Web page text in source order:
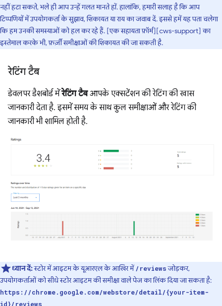
नहीं हटा सकते, भले ही आप उन्हें गलत मानते हों. हालांकि, हमारी सलाह है कि आप
टिप्पणियों में उपयोगकर्ता के सुझाव, शिकायत या राय का जवाब दें. इससे हमें यह पता चलेगा
कि हम उनकी समस्याओं को हल कर रहे हैं. [एक सहायता फ़ॉर्म][cws-support] का
इस्तेमाल करके भी, फ़र्ज़ी समीक्षाओं की शिकायत की जा सकती है.
रेटिंग टैब
डेवलपर डैशबोर्ड मेंरेटिंग टैबआपके एक्सटेंशन की रेटिंग की खास
जानकारी देता है. इसमें समय के साथ कुल समीक्षाओं और रेटिंग की
जानकारी भी शामिल होती है.
ध्यान दें:स्टोर में आइटम के यूआरएल के आखिर में /reviewsजोड़कर,
उपयोगकर्ताओं को सीधे स्टोर आइटम की समीक्षा वाले पेज का लिंक दिया जा सकता है:
https://chrome.google.com/webstore/detail/{your-item-
id}/reviews